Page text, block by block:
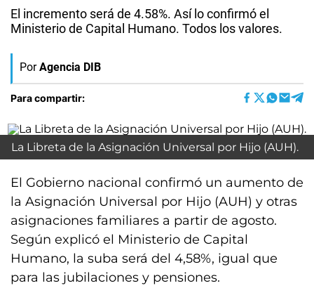
El incremento será de 4.58%. Así lo confirmó el
Ministerio de Capital Humano. Todos los valores.
Por Agencia DIB
Para compartir:
La Libreta de la Asignación Universal por Hijo (AUH).
El Gobierno nacional confirmó un aumento de
la Asignación Universal por Hijo (AUH) y otras
asignaciones familiares a partir de agosto.
Según explicó el Ministerio de Capital
Humano, la suba será del 4,58%, igual que
para las jubilaciones y pensiones.